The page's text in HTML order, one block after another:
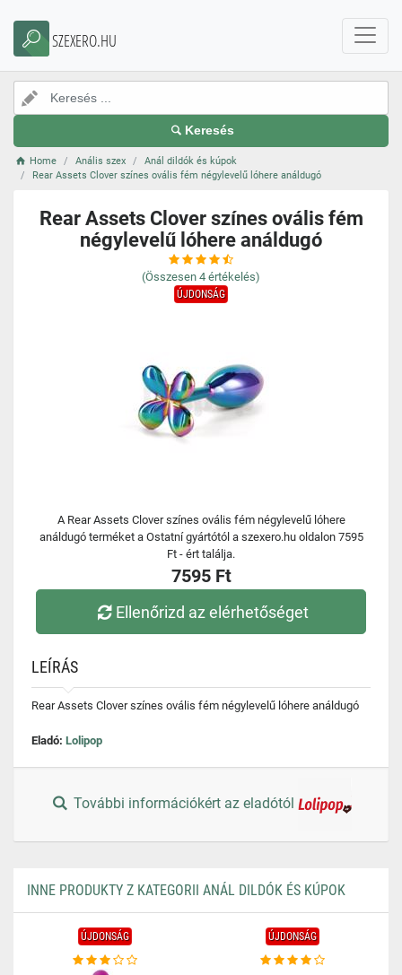
SZEXERO.HU
Keresés
Home Anális szex
Anál dildók és kúpok
Rear Assets Clover színes ovális fém négylevelű lóhere análdugó
Rear Assets Clover színes ovális fém
négylevelű lóhere análdugó
(Összesen 4 értékelés)
ÚJDONSÁG
A Rear Assets Clover színes ovális fém négylevelű lóhere
análdugó terméket a Ostatní gyártótól a szexero.hu oldalon 7595
Ft - ért találja.
7595 Ft
Ellenőrizd az elérhetőséget
LEÍRÁS
Rear Assets Clover színes ovális fém négylevelű lóhere análdugó
Eladó: Lolipop
További információkért az eladótól
INNE PRODUKTY Z KATEGORII ANÁL DILDÓK ÉS KÚPOK
ÚJDONSÁG ÚJDONSÁG